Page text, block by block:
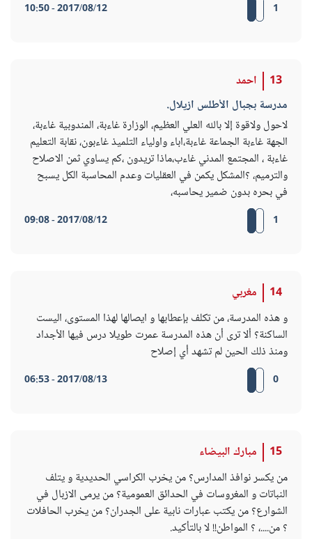
1
2017/08/12 - 10:50
13
احمد
مدرسة بجبال الأطلس ازيلال.
لاحول ولاقوة إلا بالله العلي العظيم، الوزارة غاءبة، المندوبية غاءبة،
الجهة غاءبة الجماعة غاءبة،اباء واولياء التلميذ غاءبون، نقابة التعليم
غاءبة ، المجتمع المدني غاءب،ماذا تريدون ،كم يساوي ثمن الاصلاح
والترميم، ؟المشكل يكمن في العقليات وعدم المحاسبة الكل يسبح
في بحره بدون ضمير يحاسبه،
1
2017/08/12 - 09:08
14
مغربي
و هذه المدرسة، من تكلف بإعطابها و ايصالها لهذا المستوى، اليست
الساكنة؟ ألا ترى أن هذه المدرسة عمرت طويلا درس فيها الأجداد
ومنذ ذلك الحين لم تشهد أي إصلاح
0
2017/08/13 - 06:53
15
مبارك البيضاء
من يكسر نوافذ المدارس؟ من يخرب الكراسي الحديدية و يتلف
النباتات و المغروسات في الحدائق العمومية؟ من يرمى الازبال في
الشوارع؟ من يكتب عبارات نابية على الجدران؟ من يخرب الحافلات
؟ من....، ؟ المواطن!! لا بالتأكيد.